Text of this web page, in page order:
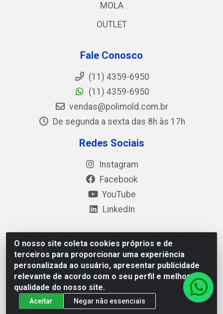
O nosso site coleta cookies próprios e de
terceiros para proporcionar uma experiência
personalizada ao usuário, apresentar publicidade
relevante de acordo com o seu perfil e melhorar a
qualidade do nosso site.
Aceitar
Negar não essenciais
MOLA
OUTLET
Fale Conosco
(11) 4359-6950
(11) 4359-6950
vendas@polimold.com.br
De segunda a sexta das 8h às 17h
Redes Sociais
Instagram
Facebook
YouTube
LinkedIn
Polimold Industrial Ltda - Estrada dos Casa, 4585 – São
Bernardo do Campo / SP – CEP: 09.840-000 - CNPJ
44.106.466/0001-41